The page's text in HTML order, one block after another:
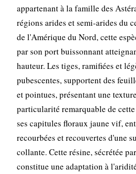
appartenant à la famille des
régions arides et semi-arides du
de l'Amérique du Nord, cette
par son port buissonnant
hauteur. Les tiges, ramifiées et
pubescentes, supportent des
et pointues, présentant une
particularité remarquable de
ses capitules floraux jaune vif,
recourbées et recouvertes d'une
collante. Cette résine, sécrétée
constitue une adaptation à